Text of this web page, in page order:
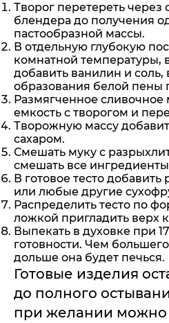
Творог перетереть
блендера до получения
пастообразной массы.
В отдельную глубокую
комнатной температуры,
добавить ванилин и соль,
образования белой
Размягченное сливочное
емкость с творогом и
Творожную массу
сахаром.
Смешать муку с
смешать все
В готовое тесто
или любые другие
Распределить тесто по
ложкой пригладить верх
Выпекать в духовке при
готовности. Чем
дольше она будет печься.
Готовые изделия
до полного
при желании можно